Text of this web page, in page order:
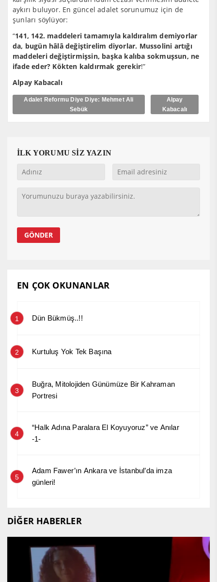
aykırı buluyor. En güncel adalet sorunumuz için de
şunları söylüyor:
“141, 142. maddeleri tamamıyla kaldıralım demiyorlar
da, bugün hâlâ değiştirelim diyorlar. Mussolini artığı
maddeleri değiştirmişsin, başka kalıba sokmuşsun, ne
ifade eder? Kökten kaldırmak gerekir!”
Alpay Kabacalı
Adalet Reformu Diye Diye: Mehmet Ali
Sebük
Alpay
Kabacalı
İLK YORUMU SİZ YAZIN
EN ÇOK OKUNANLAR
1 Dün Bükmüş..!!
2 Kurtuluş Yok Tek Başına
3
Buğra, Mitolojiden Günümüze Bir Kahraman
Portresi
4
“Halk Adına Paralara El Koyuyoruz” ve Anılar
-1-
5
Adam Fawer’ın Ankara ve İstanbul’da imza
günleri!
DİĞER HABERLER